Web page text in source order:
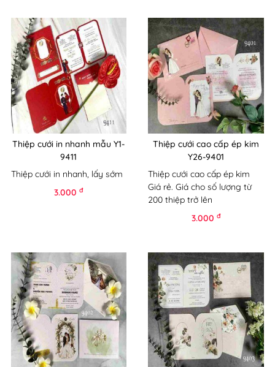
Thiệp cưới in nhanh mẫu Y1-
9411
Thiệp cưới in nhanh, lấy sớm
3.000đ
Thiệp cưới cao cấp ép kim
Y26-9401
Thiệp cưới cao cấp ép kim
Giá rẻ. Giá cho số lượng từ
200 thiệp trở lên
3.000đ